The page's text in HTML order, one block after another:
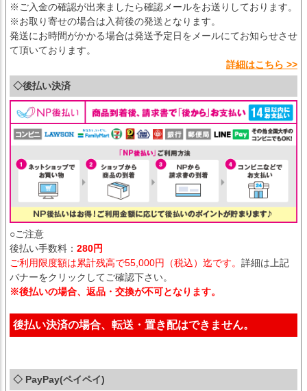
※ご入金の確認が出来ましたら確認メールをお送りしております。
※お取り寄せの場合は入荷後の発送となります。
発送にお時間がかかる場合は発送予定日をメールにてお知らせさせ
て頂いております。
詳細はこちら >>
◇後払い決済
○ご注意
後払い手数料： 280円
ご利用限度額は累計残高で55,000円（税込）迄です。 詳細は上記
バナーをクリックしてご確認下さい。
※後払いの場合、返品・交換が不可となります。
後払い決済の場合、転送・置き配はできません。
◇ PayPay(ペイペイ)